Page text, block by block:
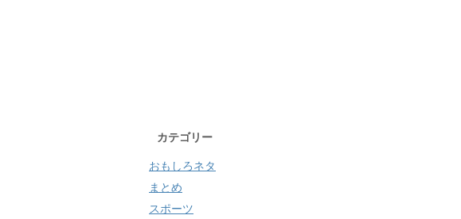
カテゴリー
おもしろネタ
まとめ
スポーツ